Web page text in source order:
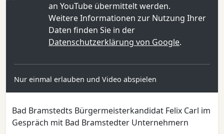
an YouTube übermittelt werden.
Weitere Informationen zur Nutzung Ihrer
Daten finden Sie in der
Datenschutzerklärung von Google.
Nur einmal erlauben und Video abspielen
Bad Bramstedts Bürgermeisterkandidat Felix Carl im
Gespräch mit Bad Bramstedter Unternehmern